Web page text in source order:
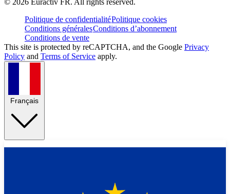
Politique de confidentialitéPolitique cookies
Conditions généralesConditions d’abonnement
Conditions de vente
This site is protected by reCAPTCHA, and the Google Privacy
Policy and Terms of Service apply.
Français